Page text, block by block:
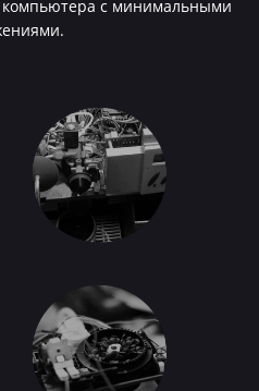
компьютера с минимальными